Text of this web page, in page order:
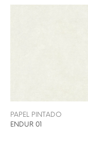
PAPEL PINTADO
ENDUR 01